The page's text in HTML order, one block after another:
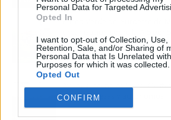
Personal Data for Targeted
Opted In
I want to opt-out of Collection, Use,
Retention, Sale, and/or Sharing of
Personal Data that Is Unrelated
Purposes for which it was collected.
Opted Out
CONFIRM
Paseo Verde del Suroeste de
Ayudas incendios Sierra
para empresas y autónomos